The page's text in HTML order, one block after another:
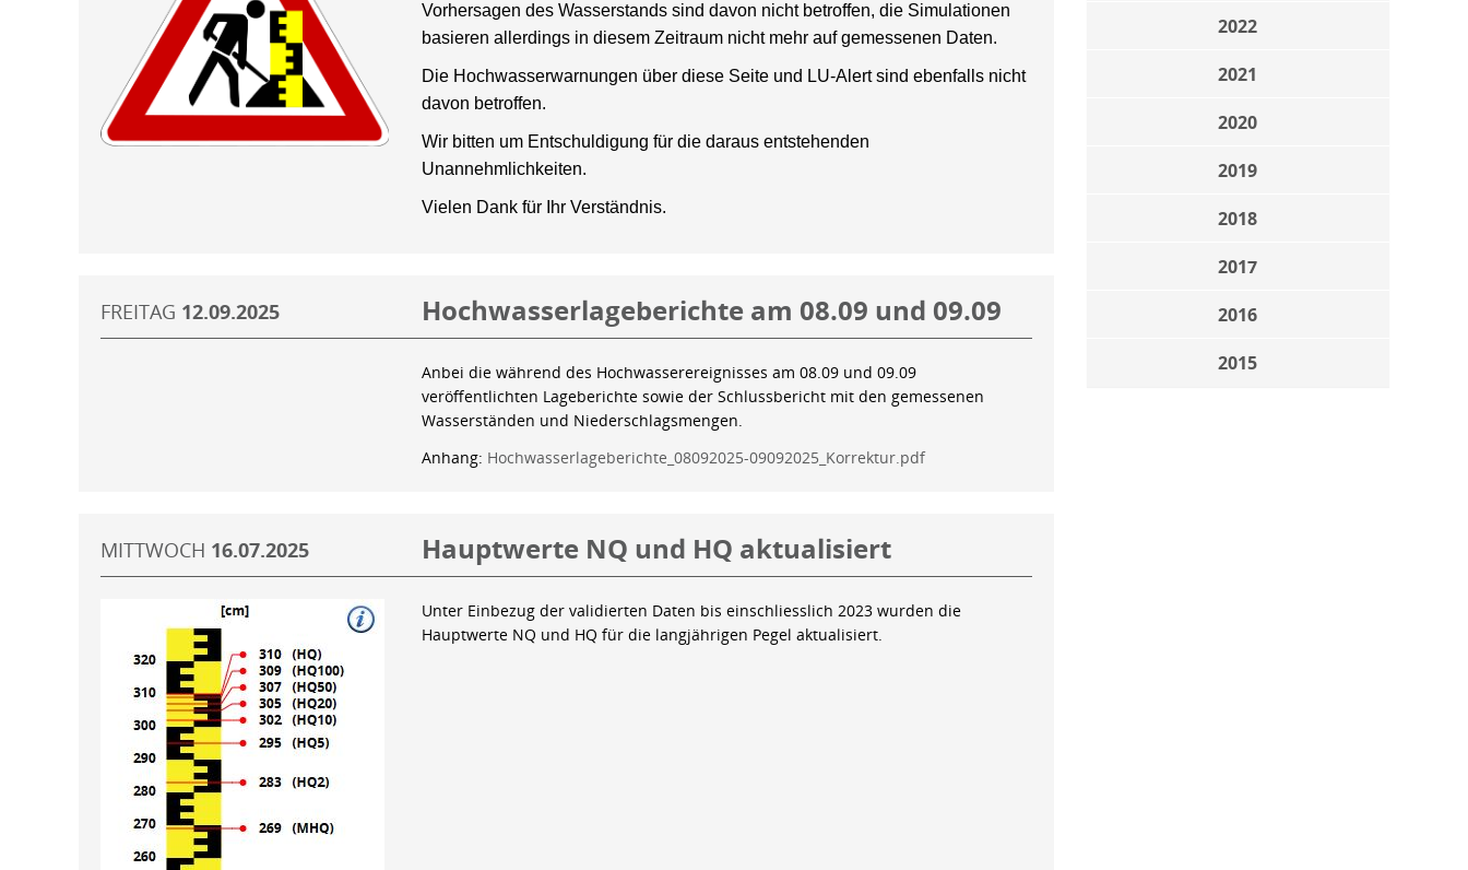
2022
2021
2020
2019
2018
2017
2016
2015
Vorhersagen des Wasserstands sind davon nicht betroffen, die Simulationen
basieren allerdings in diesem Zeitraum nicht mehr auf gemessenen Daten.
Die Hochwasserwarnungen über diese Seite und LU-Alert sind ebenfalls nicht
davon betroffen.
Wir bitten um Entschuldigung für die daraus entstehenden
Unannehmlichkeiten.
Vielen Dank für Ihr Verständnis.
FREITAG 12.09.2025 Hochwasserlageberichte am 08.09 und 09.09
Anbei die während des Hochwasserereignisses am 08.09 und 09.09
veröffentlichten Lageberichte sowie der Schlussbericht mit den gemessenen
Wasserständen und Niederschlagsmengen.
Anhang: Hochwasserlageberichte_08092025-09092025_Korrektur.pdf
MITTWOCH 16.07.2025 Hauptwerte NQ und HQ aktualisiert
Unter Einbezug der validierten Daten bis einschliesslich 2023 wurden die
Hauptwerte NQ und HQ für die langjährigen Pegel aktualisiert.